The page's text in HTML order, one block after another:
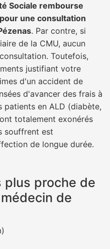
Sociale rembourse
une consultation
. Par contre, si
de la CMU, aucun
Toutefois,
justifiant votre
d'un accident de
d'avancer des frais à
patients en ALD (diabète,
totalement exonérés
souffrent est
de longue durée.
plus proche de
de